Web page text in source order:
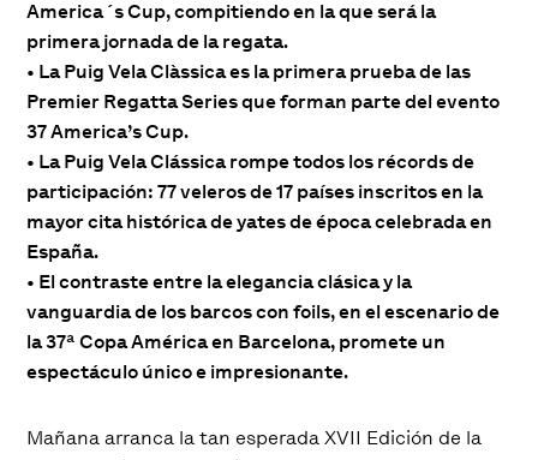
America´s Cup, compitiendo en la que será la
primera jornada de la regata.
• La Puig Vela Clàssica es la primera prueba de las
Premier Regatta Series que forman parte del evento
37 America’s Cup.
• La Puig Vela Clássica rompe todos los récords de
participación: 77 veleros de 17 países inscritos en la
mayor cita histórica de yates de época celebrada en
España.
• El contraste entre la elegancia clásica y la
vanguardia de los barcos con foils, en el escenario de
la 37ª Copa América en Barcelona, promete un
espectáculo único e impresionante.
Mañana arranca la tan esperada XVII Edición de la